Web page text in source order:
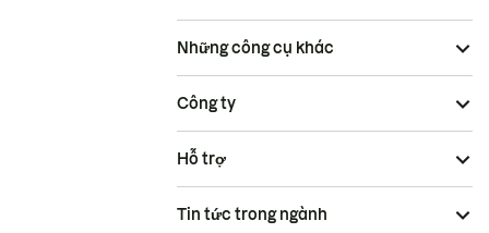
Những công cụ khác
Công ty
Hỗ trợ
Tin tức trong ngành